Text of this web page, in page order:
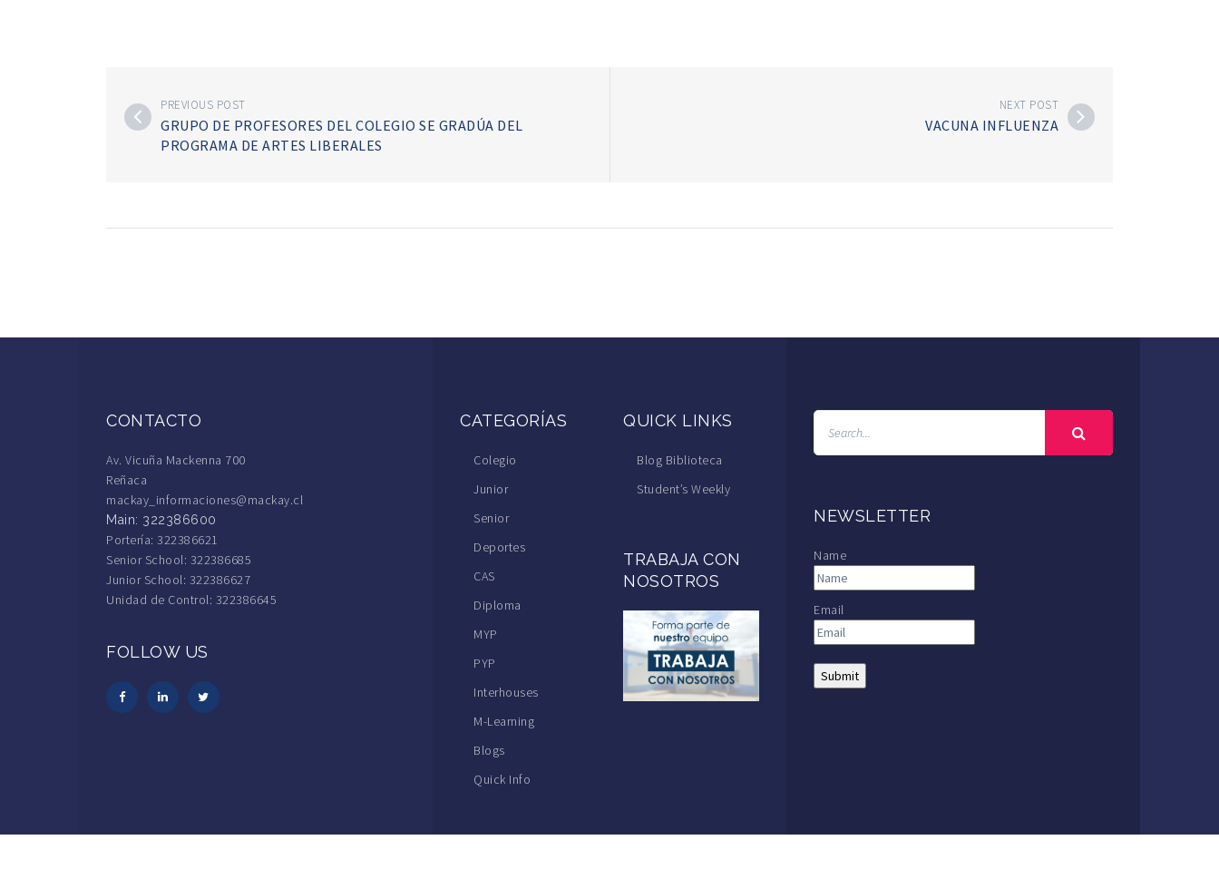
PREVIOUS POST
GRUPO DE PROFESORES DEL COLEGIO SE GRADÚA DEL
PROGRAMA DE ARTES LIBERALES
NEXT POST
VACUNA INFLUENZA
CONTACTO
Av. Vicuña Mackenna 700
Reñaca
mackay_informaciones@mackay.cl
Main: 322386600
Portería: 322386621
Senior School: 322386685
Junior School: 322386627
Unidad de Control: 322386645
FOLLOW US
CATEGORÍAS
Colegio
Junior
Senior
Deportes
CAS
Diploma
MYP
PYP
Interhouses
M-Learning
Blogs
Quick Info
QUICK LINKS
Blog Biblioteca
Student’s Weekly
TRABAJA CON
NOSOTROS
NEWSLETTER
Name
Email